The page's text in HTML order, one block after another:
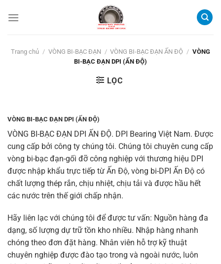
qua
Trang chủ / VÒNG BI-BẠC ĐẠN / VÒNG BI-BẠC ĐẠN ẤN ĐỘ / VÒNG
BI-BẠC ĐẠN DPI (ẤN ĐỘ)
LỌC
VÒNG BI-BẠC ĐẠN DPI (ẤN ĐỘ)
VÒNG BI-BẠC ĐẠN DPI ẤN ĐỘ. DPI Bearing Việt Nam. Được
cung cấp bởi công ty chúng tôi. Chúng tôi chuyên cung cấp
vòng bi-bạc đạn-gối đỡ công nghiệp với thương hiệu DPI
được nhập khẩu trực tiếp từ Ấn Độ, vòng bi-DPI Ấn Độ có
chất lượng thép rắn, chịu nhiệt, chịu tải và được hầu hết
các nước trên thế giới chấp nhận.
Hãy liên lạc với chúng tôi để được tư vấn: Nguồn hàng đa
dạng, số lượng dự trữ tồn kho nhiều. Nhập hàng nhanh
chóng theo đơn đặt hàng. Nhân viên hỗ trợ kỹ thuật
chuyên nghiệp được đào tạo trong và ngoài nước, luôn